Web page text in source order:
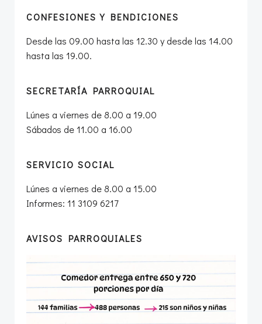
CONFESIONES Y BENDICIONES
Desde las 09.00 hasta las 12.30 y desde las 14.00
hasta las 19.00.
SECRETARÍA PARROQUIAL
Lúnes a viernes de 8.00 a 19.00
Sábados de 11.00 a 16.00
SERVICIO SOCIAL
Lúnes a viernes de 8.00 a 15.00
Informes: 11 3109 6217
AVISOS PARROQUIALES